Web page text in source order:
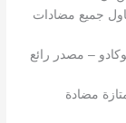
جميع مضادات
– مصدر رائع
مضادة